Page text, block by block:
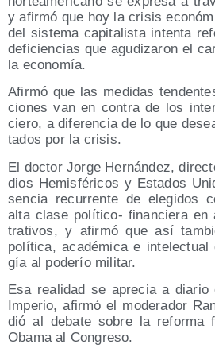
y afir­mó que hoy la cri­sis
del sis­te­ma capi­ta­lis­ta inten­ta
defi­cien­cias que agu­di­za­ron el
la economía.
Afir­mó que las medi­das
cio­nes van en con­tra de los
cie­ro, a dife­ren­cia de lo que
ta­dos por la crisis.
El doc­tor Jor­ge Her­nán­dez,
dios Hemis­fé­ri­cos y Esta­dos
sen­cia recu­rren­te de ele­gi­dos
alta cla­se polí­ti­co- finan­cie­ra
tra­ti­vos, y afir­mó que así
polí­ti­ca, aca­dé­mi­ca e
gía al pode­río militar.
Esa reali­dad se apre­cia a dia­rio
Impe­rio, afir­mó el mode­ra­dor
dió al deba­te sobre la refor­ma
Oba­ma al Congreso.